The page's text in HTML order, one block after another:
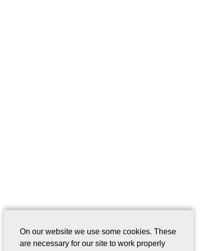
On our website we use some cookies. These
are necessary for our site to work properly